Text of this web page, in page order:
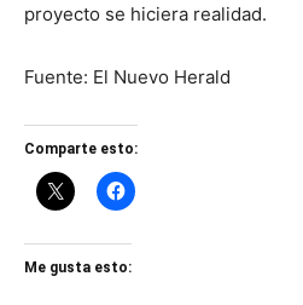
proyecto se hiciera realidad.
Fuente: El Nuevo Herald
Comparte esto:
Me gusta esto: